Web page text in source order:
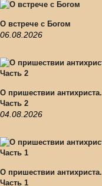
О встрече с Богом
06.08.2026
О пришествии антихриста.
Часть 2
04.08.2026
О пришествии антихриста.
Часть 1